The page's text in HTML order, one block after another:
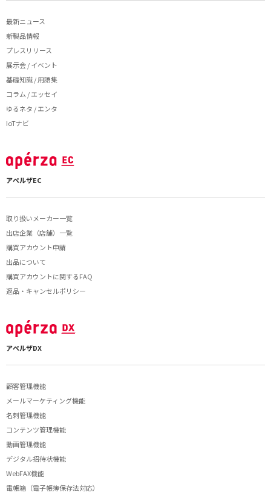
最新ニュース
新製品情報
プレスリリース
展示会 / イベント
基礎知識 / 用語集
コラム / エッセイ
ゆるネタ / エンタ
IoTナビ
アペルザEC
取り扱いメーカー一覧
出店企業（店舗）一覧
購買アカウント申請
出品について
購買アカウントに関するFAQ
返品・キャンセルポリシー
アペルザDX
顧客管理機能
メールマーケティング機能
名刺管理機能
コンテンツ管理機能
動画管理機能
デジタル招待状機能
WebFAX機能
電帳箱（電子帳簿保存法対応）